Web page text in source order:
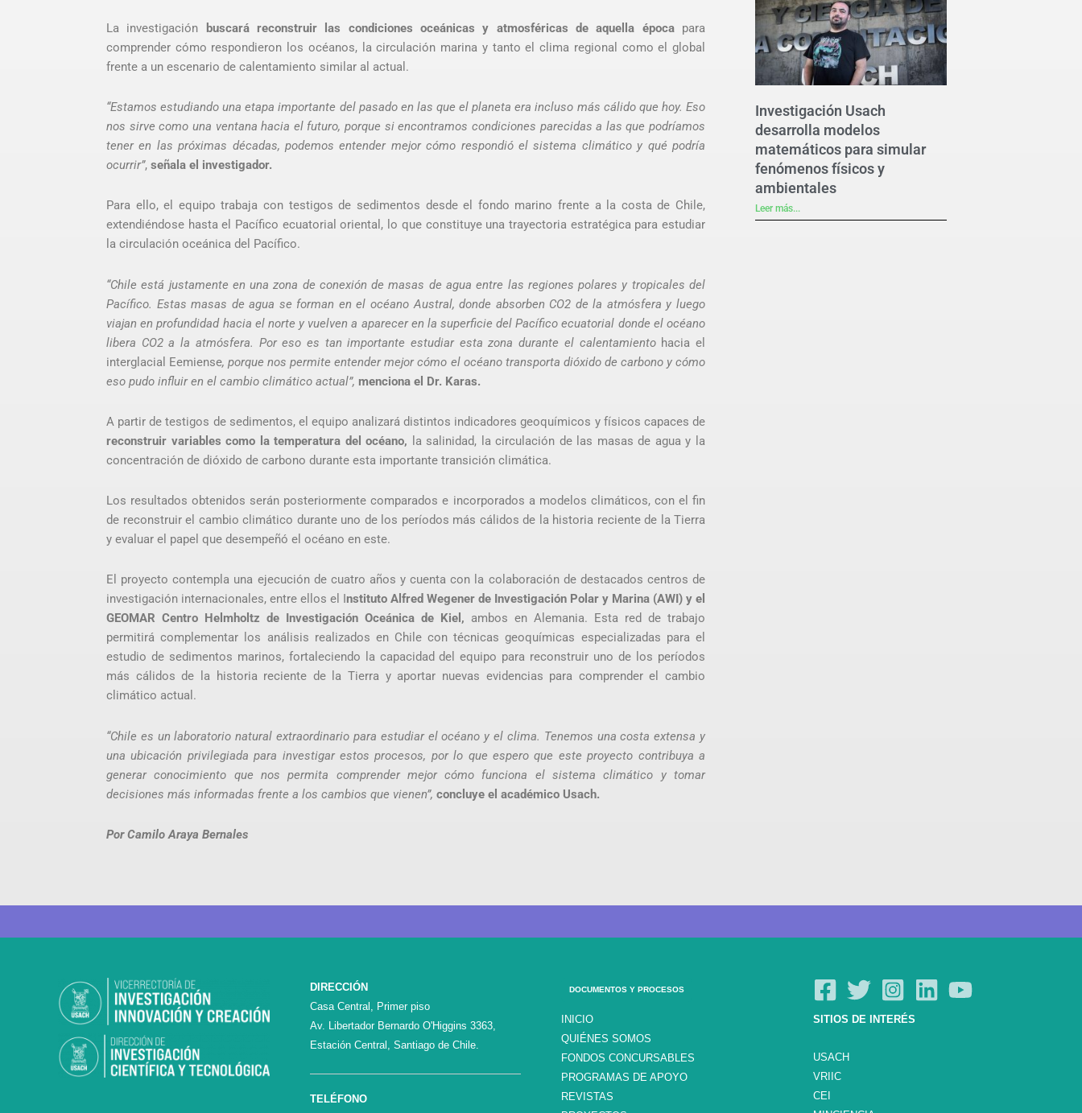
La investigación buscará reconstruir las condiciones oceánicas y atmosféricas de aquella épocapara
comprender cómo respondieron los océanos, la circulación marina y tanto el clima regional como el global
frente a un escenario de calentamiento similar al actual.
“Estamos estudiando una etapa importante del pasado en las que el planeta era incluso más cálido que hoy. Eso
nos sirve como una ventana hacia el futuro, porque si encontramos condiciones parecidas a las que podríamos
tener en las próximas décadas, podemos entender mejor cómo respondió el sistema climático y qué podría
ocurrir”, señala el investigador.
Para ello, el equipo trabaja con testigos de sedimentos desde el fondo marino frente a la costa de Chile,
extendiéndose hasta el Pacífico ecuatorial oriental, lo que constituye una trayectoria estratégica para estudiar
la circulación oceánica del Pacífico.
“Chile está justamente en una zona de conexión de masas de agua entre las regiones polares y tropicales del
Pacífico. Estas masas de agua se forman en el océano Austral, donde absorben CO2 de la atmósfera y luego
viajan en profundidad hacia el norte y vuelven a aparecer en la superficie del Pacífico ecuatorial donde el océano
libera CO2a la atmósfera. Por eso es tan importante estudiar esta zona durante el calentamiento hacia el
interglacial Eemiense, porque nos permite entender mejor cómo el océano transporta dióxido de carbono y cómo
eso pudo influir en el cambio climático actual”, menciona el Dr. Karas.
A partir de testigos de sedimentos, el equipo analizará distintos indicadores geoquímicos y físicos capaces de
reconstruir variables como la temperatura del océano, la salinidad, la circulación de las masas de agua y la
concentración de dióxido de carbono durante esta importante transición climática.
Los resultados obtenidos serán posteriormente comparados e incorporados a modelos climáticos, con el fin
de reconstruir el cambio climático durante uno de los períodos más cálidos de la historia reciente de la Tierra
y evaluar el papel que desempeñó el océano en este.
El proyecto contempla una ejecución de cuatro años y cuenta con la colaboración de destacados centros de
investigación internacionales, entre ellos el I nstituto Alfred Wegener de Investigación Polar y Marina (AWI) y el
GEOMAR Centro Helmholtz de Investigación Oceánica de Kiel, ambos en Alemania. Esta red de trabajo
permitirá complementar los análisis realizados en Chile con técnicas geoquímicas especializadas para el
estudio de sedimentos marinos, fortaleciendo la capacidad del equipo para reconstruir uno de los períodos
más cálidos de la historia reciente de la Tierra y aportar nuevas evidencias para comprender el cambio
climático actual.
“Chile es un laboratorio natural extraordinario para estudiar el océano y el clima. Tenemos una costa extensa y
una ubicación privilegiada para investigar estos procesos, por lo que espero que este proyecto contribuya a
generar conocimiento que nos permita comprender mejor cómo funciona el sistema climático y tomar
decisiones más informadas frente a los cambios que vienen”, concluye el académico Usach.
Por Camilo Araya Bernales
Investigación Usach
desarrolla modelos
matemáticos para simular
fenómenos físicos y
ambientales
Leer más...
DIRECCIÓN
Casa Central, Primer piso
Av. Libertador Bernardo O'Higgins 3363,
Estación Central, Santiago de Chile.
TELÉFONO
DOCUMENTOS Y PROCESOS
INICIO
QUIÉNES SOMOS
FONDOS CONCURSABLES
PROGRAMAS DE APOYO
REVISTAS
SITIOS DE INTERÉS
USACH
VRIIC
CEI